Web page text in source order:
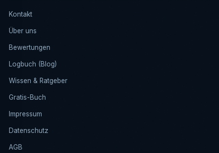
Kontakt
Über uns
Bewertungen
Logbuch (Blog)
Wissen & Ratgeber
Gratis-Buch
Impressum
Datenschutz
AGB